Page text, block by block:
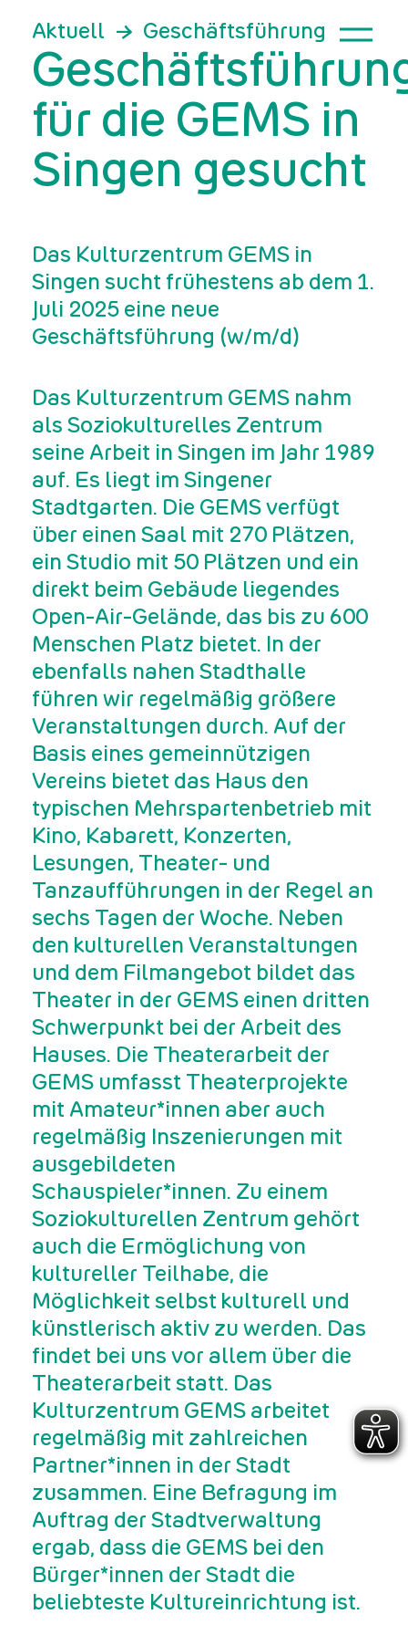
Aktuell Geschäftsführung für die
für die GEMS in
Singen gesucht
Das Kulturzentrum GEMS in
Singen sucht frühestens ab dem 1.
Juli 2025 eine neue
Geschäftsführung (w/m/d)
Das Kulturzentrum GEMS nahm
als Soziokulturelles Zentrum
seine Arbeit in Singen im Jahr 1989
auf. Es liegt im Singener
Stadtgarten. Die GEMS verfügt
über einen Saal mit 270 Plätzen,
ein Studio mit 50 Plätzen und ein
direkt beim Gebäude liegendes
Open-Air-Gelände, das bis zu 600
Menschen Platz bietet. In der
ebenfalls nahen Stadthalle
führen wir regelmäßig größere
Veranstaltungen durch. Auf der
Basis eines gemeinnützigen
Vereins bietet das Haus den
typischen Mehrspartenbetrieb mit
Kino, Kabarett, Konzerten,
Lesungen, Theater- und
Tanzaufführungen in der Regel an
sechs Tagen der Woche. Neben
den kulturellen Veranstaltungen
und dem Filmangebot bildet das
Theater in der GEMS einen dritten
Schwerpunkt bei der Arbeit des
Hauses. Die Theaterarbeit der
GEMS umfasst Theaterprojekte
mit Amateur*innen aber auch
regelmäßig Inszenierungen mit
ausgebildeten
Schauspieler*innen. Zu einem
Soziokulturellen Zentrum gehört
auch die Ermöglichung von
kultureller Teilhabe, die
Möglichkeit selbst kulturell und
künstlerisch aktiv zu werden. Das
findet bei uns vor allem über die
Theaterarbeit statt. Das
Kulturzentrum GEMS arbeitet
regelmäßig mit zahlreichen
Partner*innen in der Stadt
zusammen. Eine Befragung im
Auftrag der Stadtverwaltung
ergab, dass die GEMS bei den
Bürger*innen der Stadt die
beliebteste Kultureinrichtung ist.